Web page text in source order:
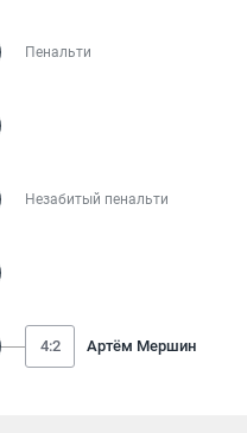
Пенальти
Незабитый пенальти
4:2 Артём Мершин